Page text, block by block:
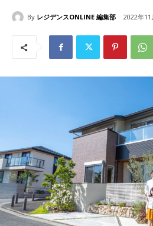
By レジデンスONLINE 編集部 2022年11